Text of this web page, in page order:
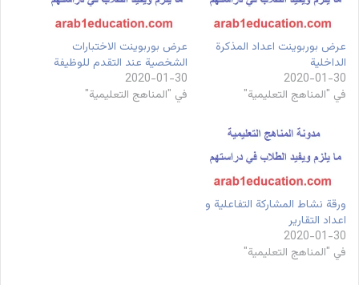
عرض بوربوينت اعداد المذكرة
الداخلية
2020-01-30
في "المناهج التعليمية"
عرض بوربوينت الاختبارات
الشخصية عند التقدم للوظيفة
2020-01-30
في "المناهج التعليمية"
ورقة نشاط المشاركة التفاعلية و
اعداد التقارير
2020-01-30
في "المناهج التعليمية"